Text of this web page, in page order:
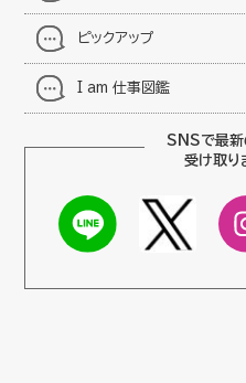
ピックアップ
I am 仕事図鑑
SNSで最新
受け取り